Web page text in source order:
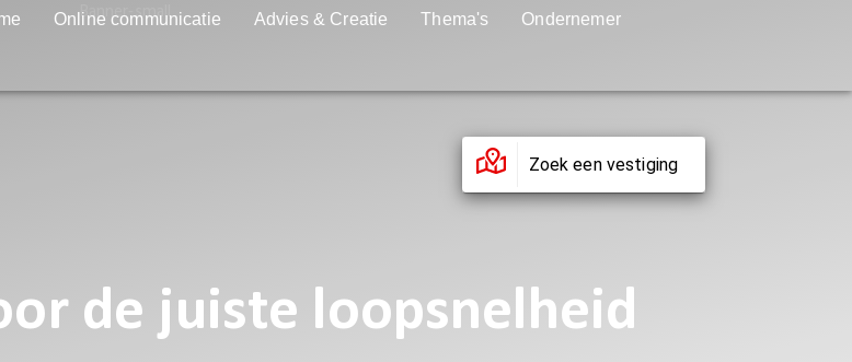
Online communicatie Advies & Creatie Thema's
Ondernemer
Zoek een vestiging
de juiste loopsnelheid